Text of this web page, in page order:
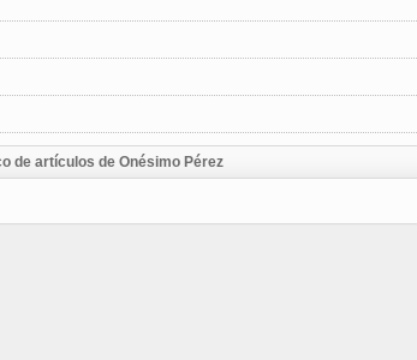
de artículos de Onésimo Pérez